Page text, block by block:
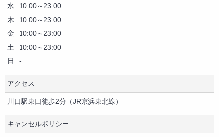
水
10:00～23:00
木
10:00～23:00
金
10:00～23:00
土
10:00～23:00
日
-
アクセス
川口駅東口徒歩2分（JR京浜東北線）
キャンセルポリシー